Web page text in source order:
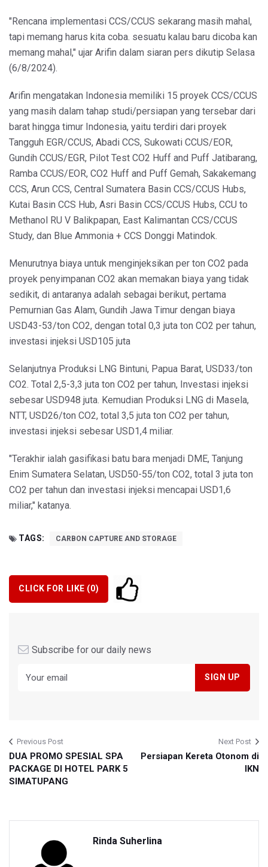
"Rencana implementasi CCS/CCUS sekarang masih mahal,
tapi memang harus kita coba. sesuatu kalau baru dicoba kan
memang mahal," ujar Arifin dalam siaran pers dikutip Selasa
(6/8/2024).
Arifin mengatakan Indonesia memiliki 15 proyek CCS/CCUS
yang masih dalam tahap studi/persiapan yang tersebar dari
barat hingga timur Indonesia, yaitu terdiri dari proyek
Tangguh EGR/CCUS, Abadi CCS, Sukowati CCUS/EOR,
Gundih CCUS/EGR, Pilot Test CO2 Huff and Puff Jatibarang,
Ramba CCUS/EOR, CO2 Huff and Puff Gemah, Sakakemang
CCS, Arun CCS, Central Sumatera Basin CCS/CCUS Hubs,
Kutai Basin CCS Hub, Asri Basin CCS/CCUS Hubs, CCU to
Methanol RU V Balikpapan, East Kalimantan CCS/CCUS
Study, dan Blue Ammonia + CCS Donggi Matindok.
Menurutnya biaya untuk menginjeksikan per ton CO2 pada
proyek penyimpanan CO2 akan memakan biaya yang tidak
sedikit, di antaranya adalah sebagai berikut, pertama
Pemurnian Gas Alam, Gundih Jawa Timur dengan biaya
USD43-53/ton CO2, dengan total 0,3 juta ton CO2 per tahun,
investasi injeksi USD105 juta
Selanjutnya Produksi LNG Bintuni, Papua Barat, USD33/ton
CO2. Total 2,5-3,3 juta ton CO2 per tahun, Investasi injeksi
sebesar USD948 juta. Kemudian Produksi LNG di Masela,
NTT, USD26/ton CO2, total 3,5 juta ton CO2 per tahun,
investasi injeksi sebesar USD1,4 miliar.
"Terakhir ialah gasifikasi batu bara menjadi DME, Tanjung
Enim Sumatera Selatan, USD50-55/ton CO2, total 3 juta ton
CO2 per tahun dan investasi injeksi mencapai USD1,6
miliar," katanya.
TAGS: CARBON CAPTURE AND STORAGE
CLICK FOR LIKE (0)
Subscribe for our daily news
Previous Post
DUA PROMO SPESIAL SPA
PACKAGE DI HOTEL PARK 5
SIMATUPANG
Next Post
Persiapan Kereta Otonom di
IKN
Rinda Suherlina